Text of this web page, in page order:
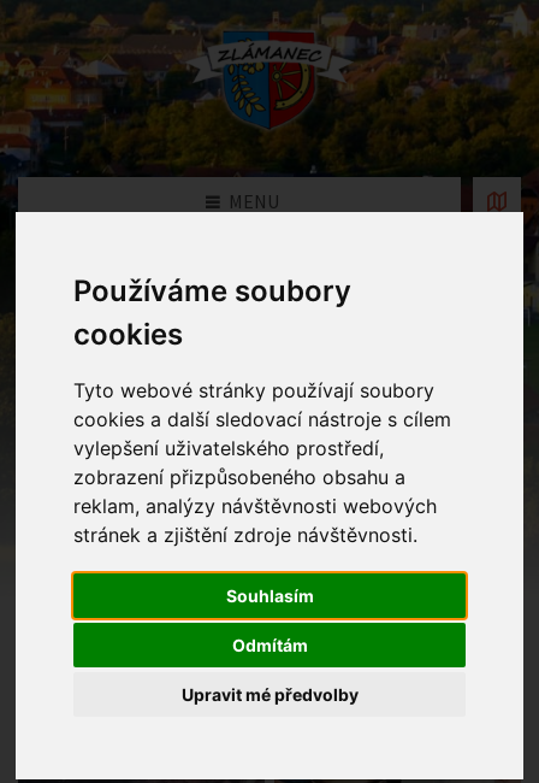
Používáme soubory
cookies
Tyto webové stránky používají soubory
cookies a další sledovací nástroje s cílem
vylepšení uživatelského prostředí,
zobrazení přizpůsobeného obsahu a
reklam, analýzy návštěvnosti webových
stránek a zjištění zdroje návštěvnosti.
Souhlasím
Odmítám
Upravit mé předvolby
MENU
Fotogalerie